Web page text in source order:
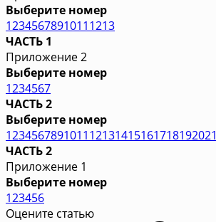
Выберите номер
12345678910111213
ЧАСТЬ 1
Приложение 2
Выберите номер
1234567
ЧАСТЬ 2
Выберите номер
123456789101112131415161718192021
ЧАСТЬ 2
Приложение 1
Выберите номер
123456
Оцените статью